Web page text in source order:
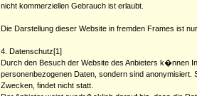
nicht kommerziellen Gebrauch ist erlaubt.
Die Darstellung dieser Website in fremden Frames ist
4. Datenschutz[1]
Durch den Besuch der Website des Anbieters k�nnen
personenbezogenen Daten, sondern sind
Zwecken, findet nicht statt.